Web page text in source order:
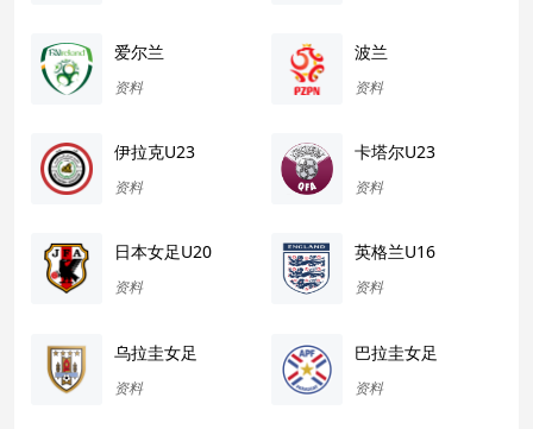
爱尔兰
资料
波兰
资料
伊拉克U23
资料
卡塔尔U23
资料
日本女足U20
资料
英格兰U16
资料
乌拉圭女足
资料
巴拉圭女足
资料